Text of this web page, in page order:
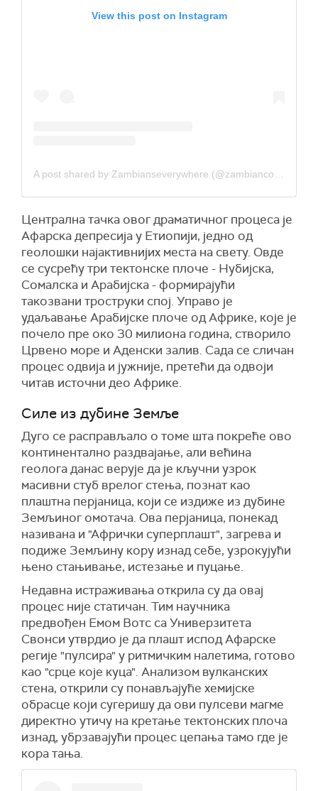
View this post on Instagram
Централна тачка овог драматичног процеса је
Афарска депресија у Етиопији, једно од
геолошки најактивнијих места на свету. Овде
се сусрећу три тектонске плоче - Нубијска,
Сомалска и Арабијска - формирајући
такозвани троструки спој. Управо је
удаљавање Арабијске плоче од Африке, које је
почело пре око 30 милиона година, створило
Црвено море и Аденски залив. Сада се сличан
процес одвија и јужније, претећи да одвоји
читав источни део Африке.
Силе из дубине Земље
Дуго се расправљало о томе шта покреће ово
континентално раздвајање, али већина
геолога данас верује да је кључни узрок
масивни стуб врелог стења, познат као
плаштна перјаница, који се издиже из дубине
Земљиног омотача. Ова перјаница, понекад
називана и "Афрички суперплашт", загрева и
подиже Земљину кору изнад себе, узрокујући
њено стањивање, истезање и пуцање.
Недавна истраживања открила су да овај
процес није статичан. Тим научника
предвођен Емом Вотс са Универзитета
Свонси утврдио је да плашт испод Афарске
регије "пулсира" у ритмичким налетима, готово
као "срце које куца". Анализом вулканских
стена, открили су понављајуће хемијске
обрасце који сугеришу да ови пулсеви магме
директно утичу на кретање тектонских плоча
изнад, убрзавајући процес цепања тамо где је
кора тања.